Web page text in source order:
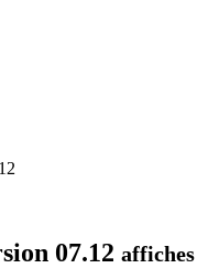
07.12 affiches